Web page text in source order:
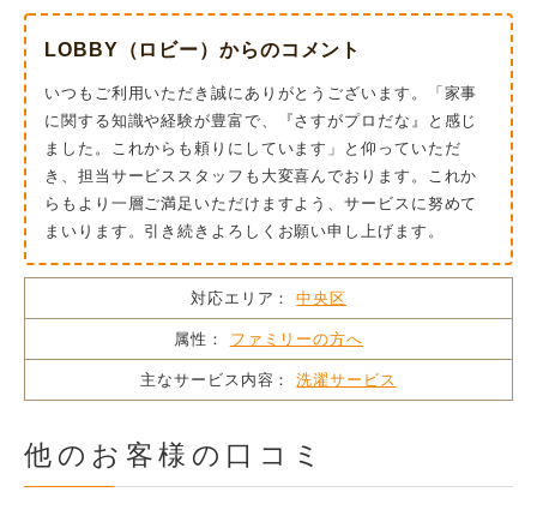
LOBBY（ロビー）からのコメント
いつもご利用いただき誠にありがとうございます。「家事
に関する知識や経験が豊富で、『さすがプロだな』と感じ
ました。これからも頼りにしています」と仰っていただ
き、担当サービススタッフも大変喜んでおります。これか
らもより一層ご満足いただけますよう、サービスに努めて
まいります。引き続きよろしくお願い申し上げます。
対応エリア： 中央区
属性： ファミリーの方へ
主なサービス内容： 洗濯サービス
他のお客様の口コミ